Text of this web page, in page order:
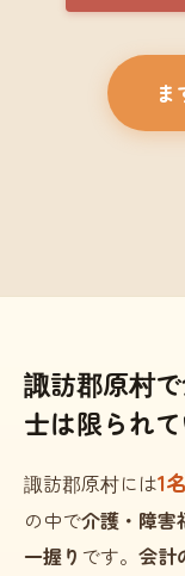
諏訪郡原村
士は限られ
諏訪郡原村には1名
の中で介護・障害
一握り です。 会計